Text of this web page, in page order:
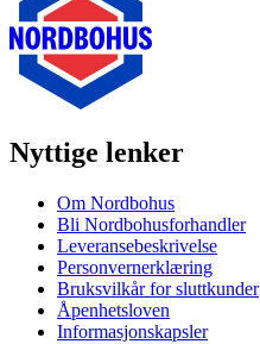
Nyttige lenker
Om Nordbohus
Bli Nordbohusforhandler
Leveransebeskrivelse
Personvernerklæring
Bruksvilkår for sluttkunder
Åpenhetsloven
Informasjonskapsler